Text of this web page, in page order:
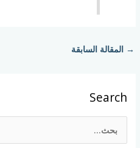
→ المقالة السابقة
Search